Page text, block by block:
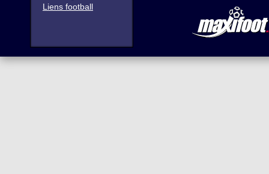
Liens football